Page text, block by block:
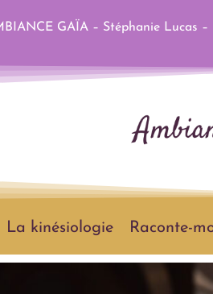
GAÏA – Stéphanie Lucas
La kinésiologie Raconte-